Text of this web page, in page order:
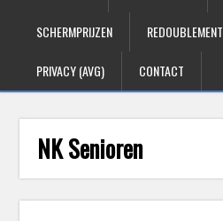
SCHERMPRIJZEN REDOUBLEMENT
PRIVACY (AVG) CONTACT
NK Senioren